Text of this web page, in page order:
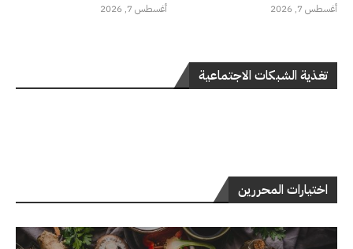
أغسطس 7, 2026 أغسطس 7, 2026
تغذية الشبكات الاجتماعية
اختيارات المحررين